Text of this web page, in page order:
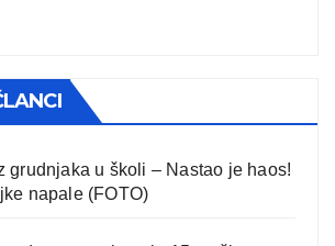
grudnjaka u školi – Nastao je haos!
napale (FOTO)